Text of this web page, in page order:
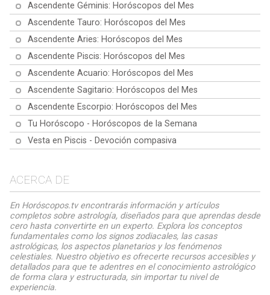
Ascendente Géminis: Horóscopos del Mes
Ascendente Tauro: Horóscopos del Mes
Ascendente Aries: Horóscopos del Mes
Ascendente Piscis: Horóscopos del Mes
Ascendente Acuario: Horóscopos del Mes
Ascendente Sagitario: Horóscopos del Mes
Ascendente Escorpio: Horóscopos del Mes
Tu Horóscopo - Horóscopos de la Semana
Vesta en Piscis - Devoción compasiva
ACERCA DE
En Horóscopos.tv encontrarás información y artículos
completos sobre astrología, diseñados para que aprendas desde
cero hasta convertirte en un experto. Explora los conceptos
fundamentales como los signos zodiacales, las casas
astrológicas, los aspectos planetarios y los fenómenos
celestiales. Nuestro objetivo es ofrecerte recursos accesibles y
detallados para que te adentres en el conocimiento astrológico
de forma clara y estructurada, sin importar tu nivel de
experiencia.